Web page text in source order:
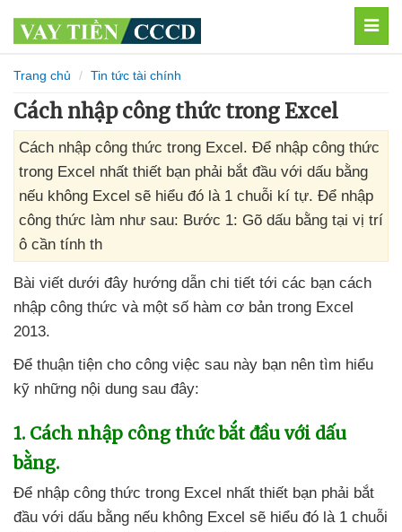
Trang chủ Tin tức tài chính
Cách nhập công thức trong Excel
Cách nhập công thức trong Excel. Để nhập công thức
trong Excel nhất thiết bạn phải bắt đầu với dấu bằng
nếu không Excel sẽ hiểu đó là 1 chuỗi kí tự. Để nhập
công thức làm như sau: Bước 1: Gõ dấu bằng tại vị trí
ô cần tính th
Bài viết dưới đây hướng dẫn chi tiết tới các bạn cách
nhập công thức và một số hàm cơ bản trong Excel
2013.
Để thuận tiện cho công việc sau này bạn nên tìm hiểu
kỹ những nội dung sau đây:
1. Cách nhập công thức bắt đầu với dấu
bằng.
Để nhập công thức trong Excel nhất thiết bạn phải bắt
đầu với dấu bằng nếu không Excel sẽ hiểu đó là 1 chuỗi